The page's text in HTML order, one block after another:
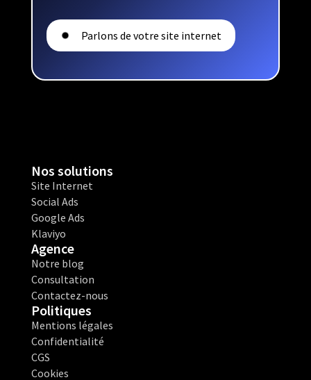
Parlons de votre site internet
Nos solutions
Site Internet
Social Ads
Google Ads
Klaviyo
Agence
Notre blog
Consultation
Contactez-nous
Politiques
Mentions légales
Confidentialité
CGS
Cookies